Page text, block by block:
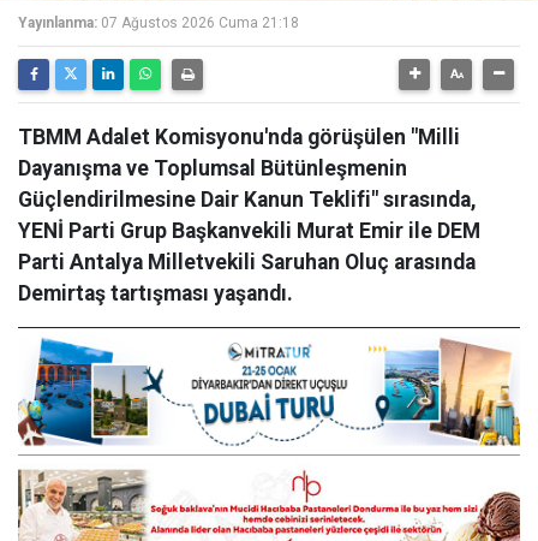
Yayınlanma: 07 Ağustos 2026 Cuma 21:18
TBMM Adalet Komisyonu'nda görüşülen "Milli
Dayanışma ve Toplumsal Bütünleşmenin
Güçlendirilmesine Dair Kanun Teklifi" sırasında,
YENİ Parti Grup Başkanvekili Murat Emir ile DEM
Parti Antalya Milletvekili Saruhan Oluç arasında
Demirtaş tartışması yaşandı.